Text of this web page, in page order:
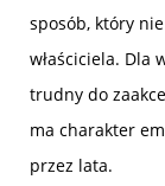
sposób, który
właściciela. Dla
trudny do
ma charakter
przez lata.